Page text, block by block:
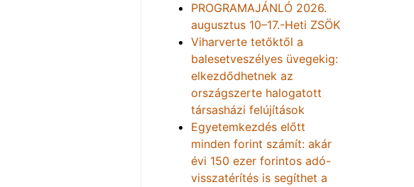
PROGRAMAJÁNLÓ 2026.
augusztus 10–17.-Heti ZSÖK
Viharverte tetőktől a
balesetveszélyes üvegekig:
elkezdődhetnek az
országszerte halogatott
társasházi felújítások
Egyetemkezdés előtt
minden forint számít: akár
évi 150 ezer forintos adó-
visszatérítés is segíthet a